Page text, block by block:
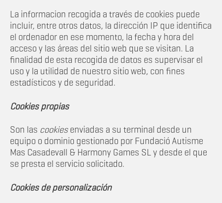
La informacion recogida a través de cookies puede
incluir, entre otros datos, la dirección IP que identifica
el ordenador en ese momento, la fecha y hora del
acceso y las áreas del sitio web que se visitan. La
finalidad de esta recogida de datos es supervisar el
uso y la utilidad de nuestro sitio web, con fines
estadísticos y de seguridad.
Cookies propias
Son las cookiesenviadas a su terminal desde un
equipo o dominio gestionado por Fundació Autisme
Mas Casadevall & Harmony Games SL y desde el que
se presta el servicio solicitado.
Cookies de personalización